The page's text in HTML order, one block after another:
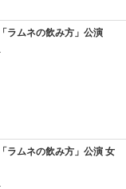
ラムネの飲み方」公演
ラムネの飲み方」公演 女